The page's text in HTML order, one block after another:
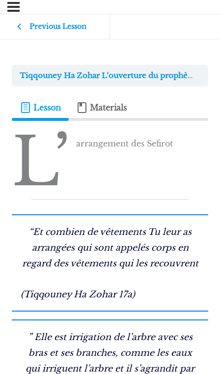
Previous Lesson
Tiqqouney Ha Zohar L’ouverture du prophète Élie
Lesson Materials
L’ arrangement des Sefirot
“Et combien de vêtements Tu leur as
arrangées qui sont appelés corps en
regard des vêtements qui les recouvrent
(Tiqqouney Ha Zohar 17a)
” Elle est irrigation de l’arbre avec ses
bras et ses branches, comme les eaux
qui irriguent l’arbre et il s’agrandit par